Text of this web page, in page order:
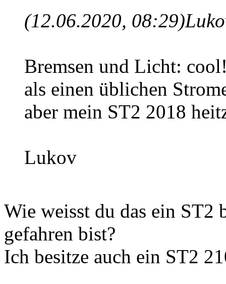
(12.06.2020, 08:29)
Bremsen und Licht:
als einen üblichen
aber mein ST2 2018
Lukov
Wie weisst du das ein ST2
gefahren bist?
Ich besitze auch ein ST2